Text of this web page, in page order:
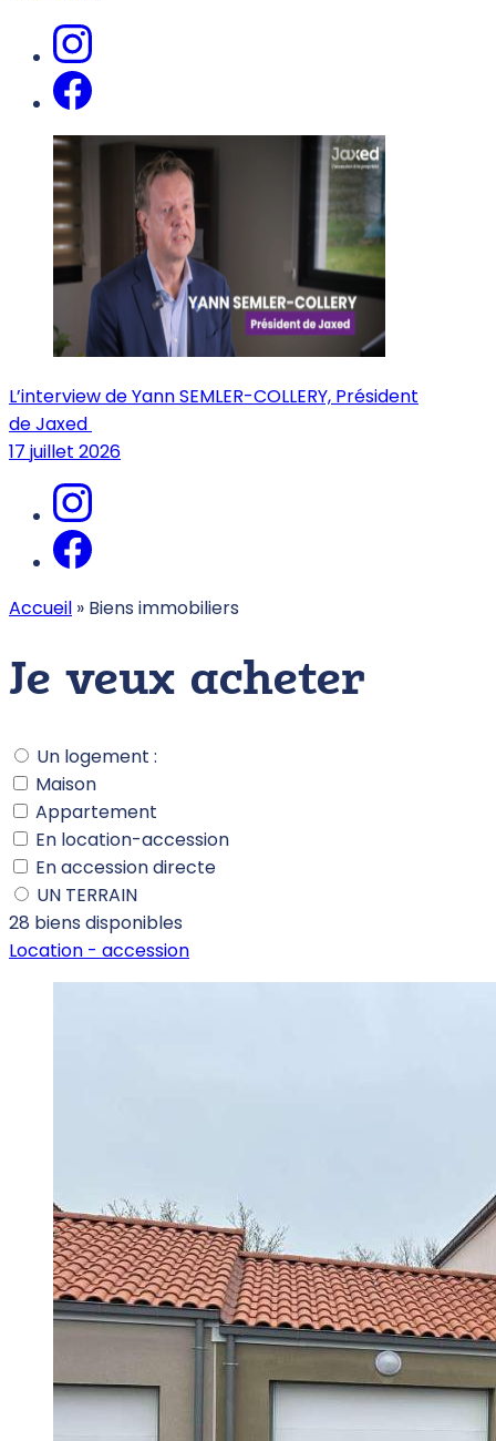
L’interview de Yann SEMLER-COLLERY, Président
de Jaxed
17 juillet 2026
Accueil » Biens immobiliers
Je veux acheter
Un logement :
Maison
Appartement
En location-accession
En accession directe
UN TERRAIN
28 biens disponibles
Location - accession